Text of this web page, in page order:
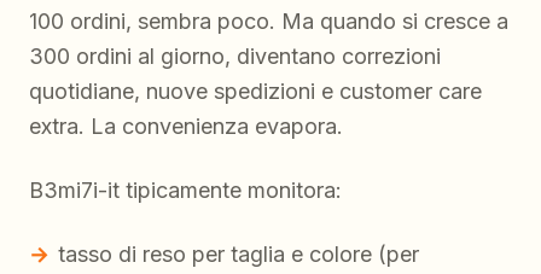
100 ordini, sembra poco. Ma quando si cresce a
300 ordini al giorno, diventano correzioni
quotidiane, nuove spedizioni e customer care
extra. La convenienza evapora.
B3mi7i-it tipicamente monitora:
tasso di reso per taglia e colore (per